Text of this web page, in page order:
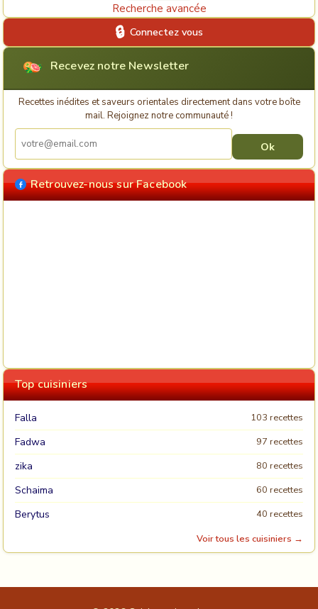
Recherche avancée
Connectez vous
Recevez notre Newsletter
Recettes inédites et saveurs orientales directement dans votre boîte
mail. Rejoignez notre communauté !
Retrouvez-nous sur Facebook
Top cuisiniers
Falla 103 recettes
Fadwa 97 recettes
zika 80 recettes
Schaima 60 recettes
Berytus
40 recettes
Voir tous les cuisiniers →